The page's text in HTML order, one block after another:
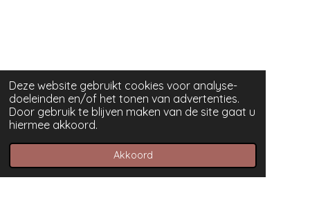
Deze website gebruikt cookies voor analyse-
doeleinden en/of het tonen van advertenties.
Door gebruik te blijven maken van de site gaat u
hiermee akkoord.
Akkoord